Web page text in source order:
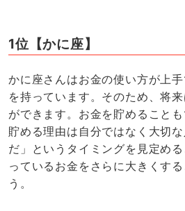
1位【かに座】
かに座さんはお金の使い方が上
を持っています。そのため、将
ができます。お金を貯めることも
貯める理由は自分ではなく大切
だ」というタイミングを見定め
っているお金をさらに大きくす
う。